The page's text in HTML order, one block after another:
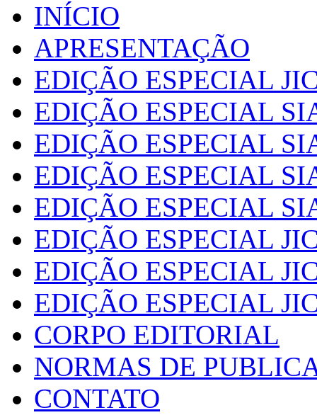
INÍCIO
APRESENTAÇÃO
EDIÇÃO ESPECIAL
EDIÇÃO ESPECIAL
EDIÇÃO ESPECIAL
EDIÇÃO ESPECIAL
EDIÇÃO ESPECIAL
EDIÇÃO ESPECIAL
EDIÇÃO ESPECIAL
EDIÇÃO ESPECIAL
CORPO EDITORIAL
NORMAS DE
CONTATO